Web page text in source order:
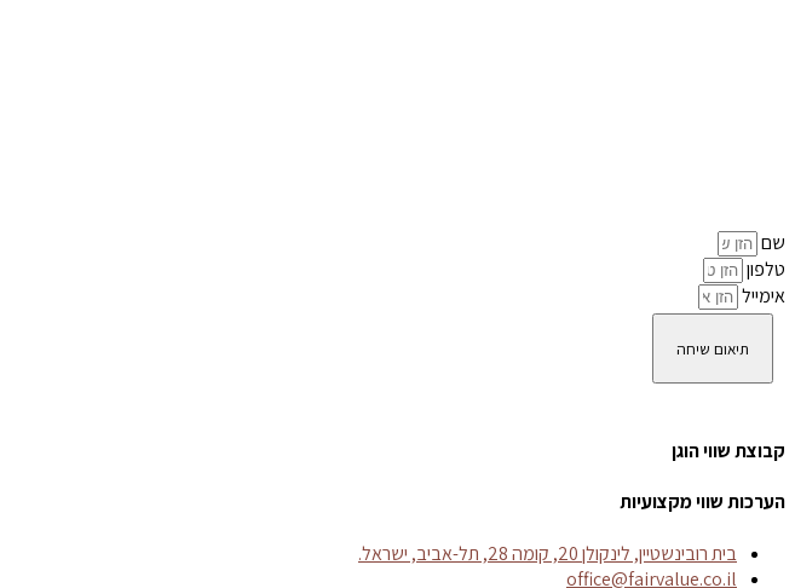
שם
טלפון
אימייל
תיאום שיחה
קבוצת שווי הוגן
הערכות שווי מקצועיות
בית רובינשטיין, לינקולן 20, קומה 28, תל-אביב, ישראל.
office@fairvalue.co.il